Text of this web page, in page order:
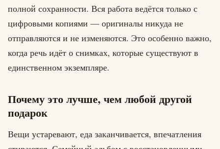
полной сохранности. Вся работа ведётся только с
цифровыми копиями — оригиналы никуда не
отправляются и не изменяются. Это особенно важно,
когда речь идёт о снимках, которые существуют в
единственном экземпляре.
Почему это лучше, чем любой другой
подарок
Вещи устаревают, еда заканчивается, впечатления